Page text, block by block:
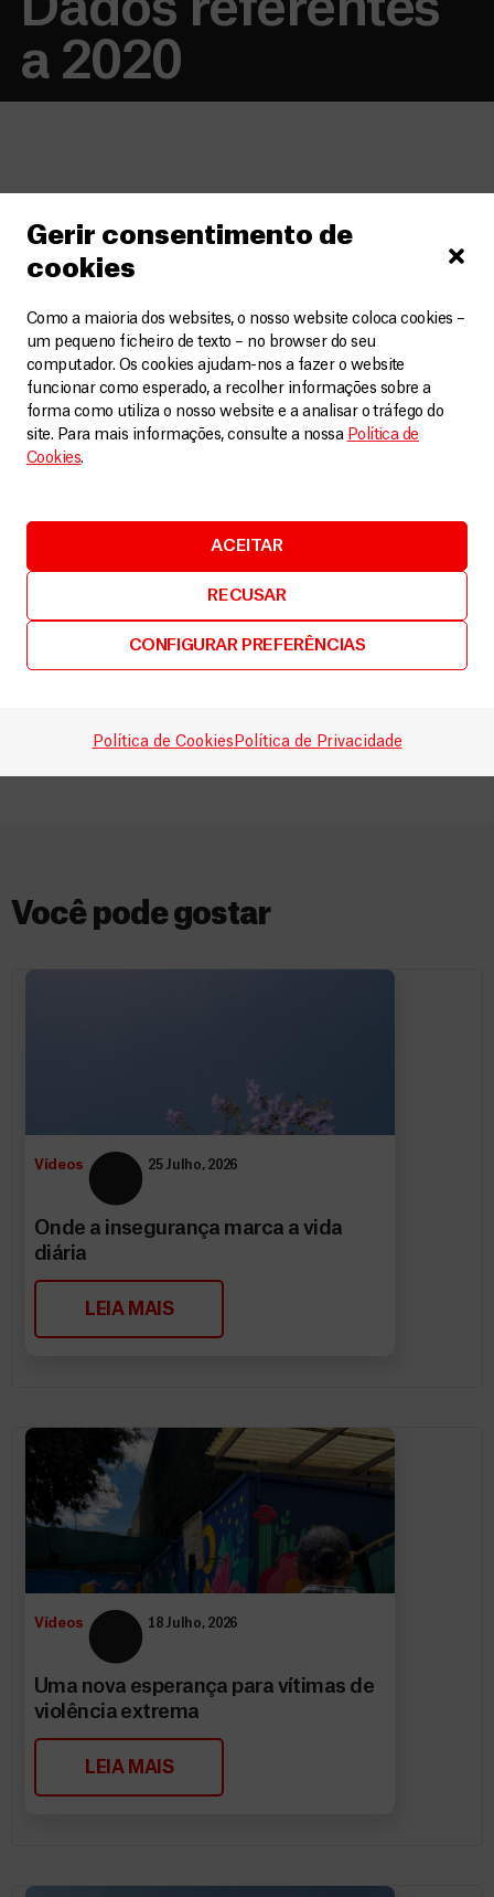
Gerir consentimento de
cookies
Como a maioria dos websites, o nosso website coloca cookies –
um pequeno ficheiro de texto – no browser do seu
computador. Os cookies ajudam-nos a fazer o website
funcionar como esperado, a recolher informações sobre a
forma como utiliza o nosso website e a analisar o tráfego do
site. Para mais informações, consulte a nossa Política de
Cookies.
ACEITAR
RECUSAR
CONFIGURAR PREFERÊNCIAS
Política de Cookies Política de Privacidade
a 2020
23.900
saúde mental
Intervenções cirúrgicas
Você pode gostar
Vídeos 25 Julho, 2026
Onde a insegurança marca a vida
diária
LEIA MAIS
Vídeos 18 Julho, 2026
Uma nova esperança para vítimas de
violência extrema
LEIA MAIS